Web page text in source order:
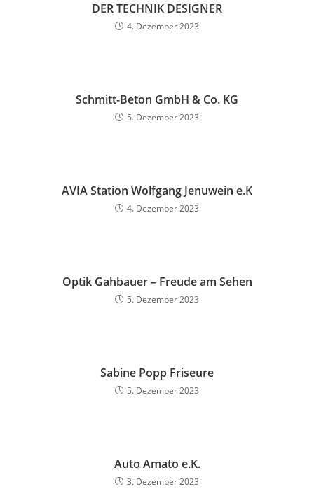
DER TECHNIK DESIGNER
4. Dezember 2023
Schmitt-Beton GmbH & Co. KG
5. Dezember 2023
AVIA Station Wolfgang Jenuwein e.K
4. Dezember 2023
Optik Gahbauer – Freude am Sehen
5. Dezember 2023
Sabine Popp Friseure
5. Dezember 2023
Auto Amato e.K.
3. Dezember 2023